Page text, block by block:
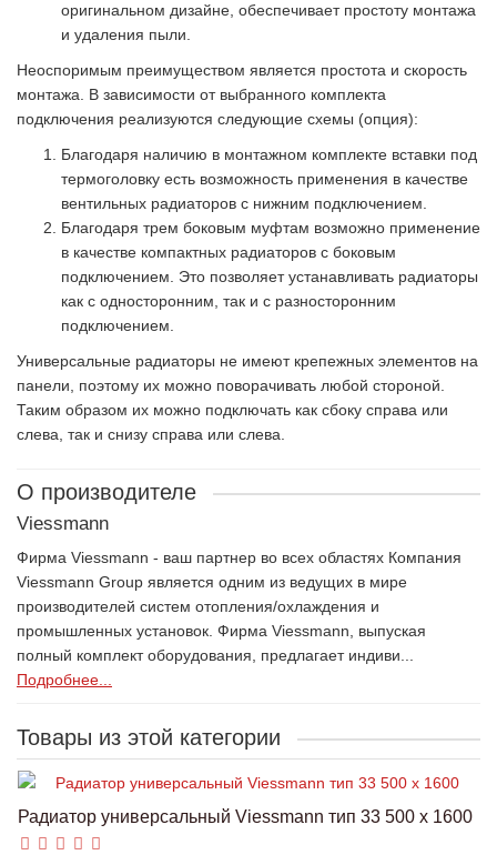
оригинальном дизайне, обеспечивает простоту монтажа
и удаления пыли.
Неоспоримым преимуществом является простота и скорость
монтажа. В зависимости от выбранного комплекта
подключения реализуются следующие схемы (опция):
Благодаря наличию в монтажном комплекте вставки под
термоголовку есть возможность применения в качестве
вентильных радиаторов с нижним подключением.
Благодаря трем боковым муфтам возможно применение
в качестве компактных радиаторов с боковым
подключением. Это позволяет устанавливать радиаторы
как с односторонним, так и с разносторонним
подключением.
Универсальные радиаторы не имеют крепежных элементов на
панели, поэтому их можно поворачивать любой стороной.
Таким образом их можно подключать как сбоку справа или
слева, так и снизу справа или слева.
О производителе
Viessmann
Фирма Viessmann - ваш партнер во всех областях Компания
Viessmann Group является одним из ведущих в мире
производителей систем отопления/охлаждения и
промышленных установок. Фирма Viessmann, выпуская
полный комплект оборудования, предлагает индиви...
Подробнее...
Товары из этой категории
Радиатор универсальный Viessmann тип 33 500 x 1600